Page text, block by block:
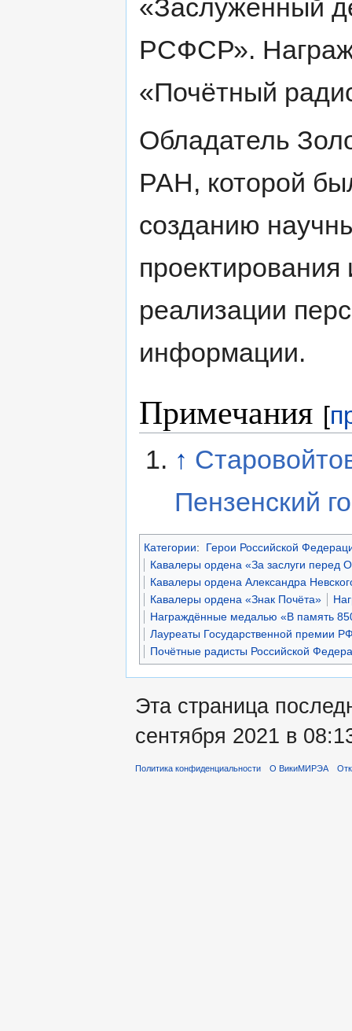
«Заслуженный
РСФСР».
«Почётный
Обладатель
РАН, которой
созданию
реализации
информации.
Примечания [
↑
Пензенский
Категории:
Герои Российской
Кавалеры ордена «За заслуги перед
Кавалеры ордена Александра
Кавалеры ордена «Знак Почёта»
Награждённые медалью «В память
Лауреаты Государственной премии
Почётные радисты Российской
Эта страница
сентября 2021 в
Политика конфиденциальности О ВикиМИРЭА